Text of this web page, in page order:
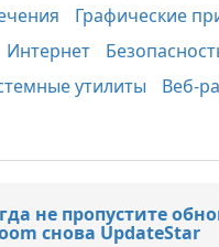
Графические
Интернет
утилиты
Веб-
не пропустите
снова UpdateStar